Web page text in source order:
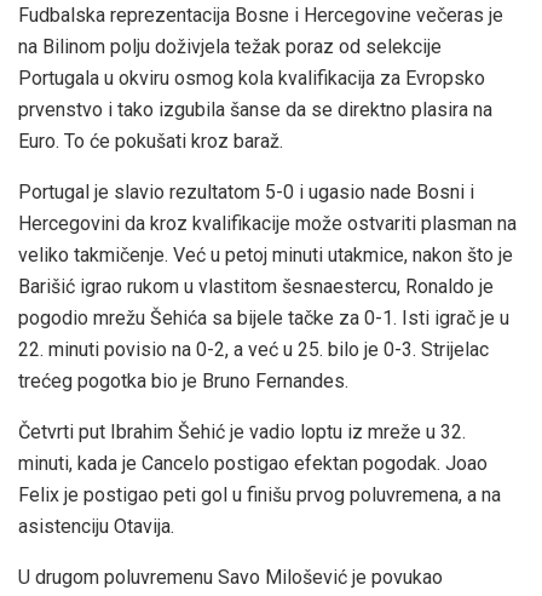
Fudbalska reprezentacija Bosne i Hercegovine večeras je
na Bilinom polju doživjela težak poraz od selekcije
Portugala u okviru osmog kola kvalifikacija za Evropsko
prvenstvo i tako izgubila šanse da se direktno plasira na
Euro. To će pokušati kroz baraž.
Portugal je slavio rezultatom 5-0 i ugasio nade Bosni i
Hercegovini da kroz kvalifikacije može ostvariti plasman na
veliko takmičenje. Već u petoj minuti utakmice, nakon što je
Barišić igrao rukom u vlastitom šesnaestercu, Ronaldo je
pogodio mrežu Šehića sa bijele tačke za 0-1. Isti igrač je u
22. minuti povisio na 0-2, a već u 25. bilo je 0-3. Strijelac
trećeg pogotka bio je Bruno Fernandes.
Četvrti put Ibrahim Šehić je vadio loptu iz mreže u 32.
minuti, kada je Cancelo postigao efektan pogodak. Joao
Felix je postigao peti gol u finišu prvog poluvremena, a na
asistenciju Otavija.
U drugom poluvremenu Savo Milošević je povukao